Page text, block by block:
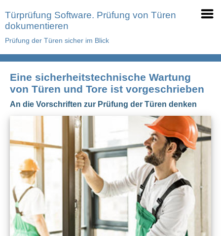
Türprüfung Software. Prüfung von Türen
dokumentieren
Prüfung der Türen sicher im Blick
Eine sicherheitstechnische Wartung
von Türen und Tore ist vorgeschrieben
An die Vorschriften zur Prüfung der Türen denken